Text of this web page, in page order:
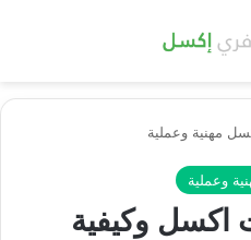
مهنية وعملية
وعملية
اكسل وكيفية